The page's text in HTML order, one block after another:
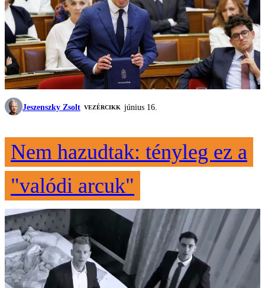
Jeszenszky Zsolt VEZÉRCIKK június 16.
Nem hazudtak: tényleg ez a
"valódi arcuk"